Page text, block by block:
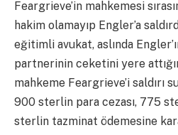
Feargrieve’in mahkemesi
hakim olamayıp Engler’a
eğitimli avukat, aslında
partnerinin ceketini yere
mahkeme Feargrieve’i saldırı
900 sterlin para cezası, 775
sterlin tazminat ödemesine